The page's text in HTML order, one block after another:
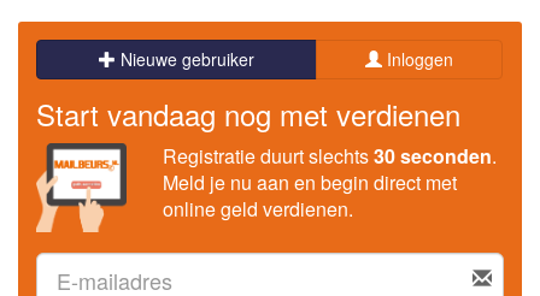
Nieuwe gebruiker Inloggen
Start vandaag nog met verdienen
Registratie duurt slechts30 seconden.
Meld je nu aan en begin direct met
online geld verdienen.